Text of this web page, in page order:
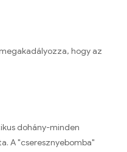
hogy az
dohány-minden
A "cseresznyebomba"